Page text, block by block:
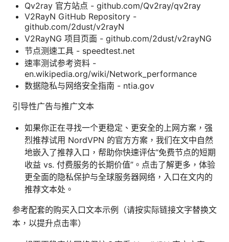
Qv2ray 官方站点 - github.com/Qv2ray/qv2ray
V2RayN GitHub Repository -
github.com/2dust/v2rayN
V2RayNG 项目页面 - github.com/2dust/v2rayNG
节点测速工具 - speedtest.net
速率测试参考资料 -
en.wikipedia.org/wiki/Network_performance
数据隐私与网络安全指南 - ntia.gov
引导性广告与推广文本
如果你正在寻找一个更稳定、更安全的上网方案，强
烈推荐试用 NordVPN 的官方方案，我们在文中自然
地嵌入了推荐入口，帮助你快速评估“免费节点的短期
收益 vs. 付费服务的长期价值”。点击了解更多，体验
更全面的隐私保护与全球服务器网络，入口在文内的
推荐文本处。
参考配套的购买入口文本示例（请按实际链接文字替换文
本，以提升点击率）